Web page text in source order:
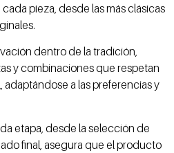
pieza, desde las más clásicas
dentro de la tradición,
y combinaciones que respetan
adaptándose a las preferencias y
etapa, desde la selección de
final, asegura que el producto